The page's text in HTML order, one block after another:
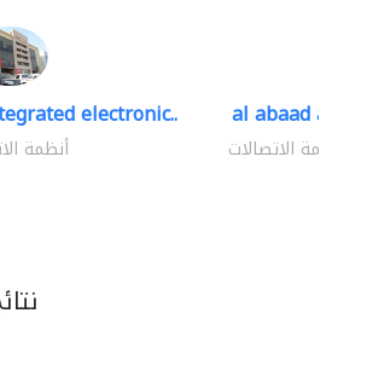
electronic..
أنظمة
al abaad al..
أنظمة الاتصالات